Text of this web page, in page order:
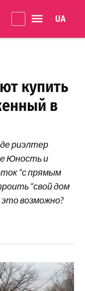
купить
в
риэлтер
Юность и
“с прямым
“свой дом
возможно?